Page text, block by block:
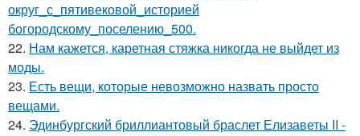
округ_с_пятивековой_историей
богородскому_поселению_500.
22. Нам кажется, каретная стяжка никогда не выйдет из
моды.
23. Есть вещи, которые невозможно назвать просто
вещами.
24. Эдинбургский бриллиантовый браслет Елизаветы II -